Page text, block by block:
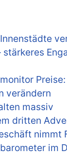
verändern
massiv
dritten
nimmt
im